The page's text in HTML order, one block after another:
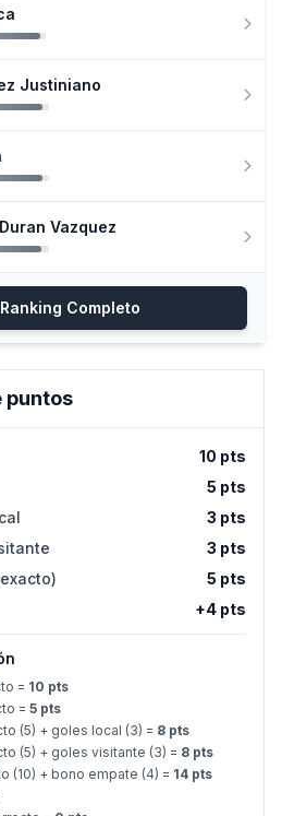
Justiniano
Vazquez
Completo
puntos
10 pts
5 pts
3 pts
3 pts
5 pts
+4 pts
= 10 pts
= 5 pts
(5) + goles local (3) = 8 pts
(5) + goles visitante (3) = 8 pts
(10) + bono empate (4) = 14 pts